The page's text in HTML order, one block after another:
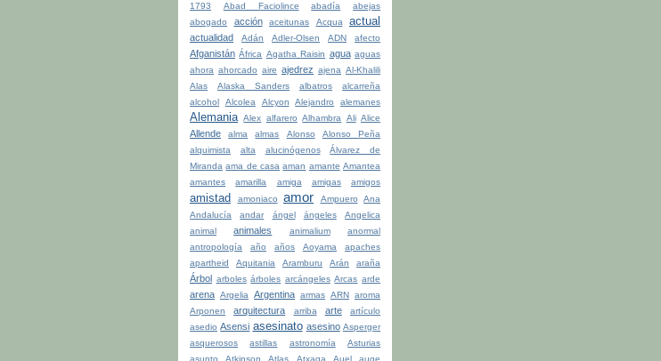
1793 Abad Faciolince abadía
abejas
abogado
acción aceitunas Acqua actual
actualidad Adán Adler-Olsen ADN afecto
Afganistán África Agatha Raisin agua aguas
ahora ahorcado aire ajedrez ajena Al-Khalili
Alas
Alaska Sanders albatros
alcarreña
alcohol
Alcolea Alcyon Alejandro alemanes
Alemania Alex alfarero Alhambra Ali Alice
Allende alma almas Alonso
Alonso Peña
alquimista
alta alucinógenos
Álvarez de
Miranda ama de casa aman amante Amantea
amantes
amarilla amiga amigas amigos
amistad amoniaco amor Ampuero
Ana
Andalucía
andar ángel ángeles
Angelica
animal
animales animalium
anormal
antropología
año años Aoyama
apaches
apartheid
Aquitania Aramburu Arán araña
Árbol arboles árboles arcángeles Arcas arde
arena Argelia Argentina armas ARN aroma
Arponen
arquitectura arriba arte
artículo
asedio Asensi asesinato asesino Asperger
asquerosos
astillas astronomía
Asturias
asunto
Atkinson Atlas Atxaga Auel
auge